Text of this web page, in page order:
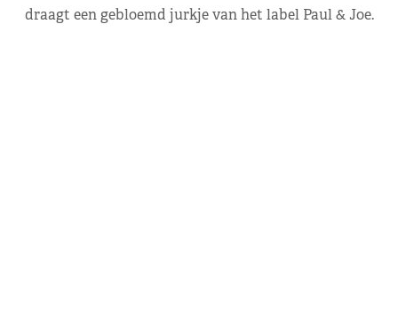
draagt een gebloemd jurkje van het label Paul & Joe.